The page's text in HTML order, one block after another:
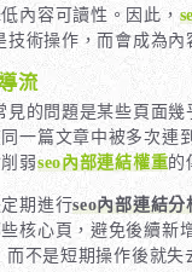
內容可讀性。因此，
技術操作，而會成為內
流
見的問題是某些頁面
一篇文章中被多次
弱seo內部連結權重的
期進行seo內部連結分
核心頁，避免後續新
不是短期操作後就失